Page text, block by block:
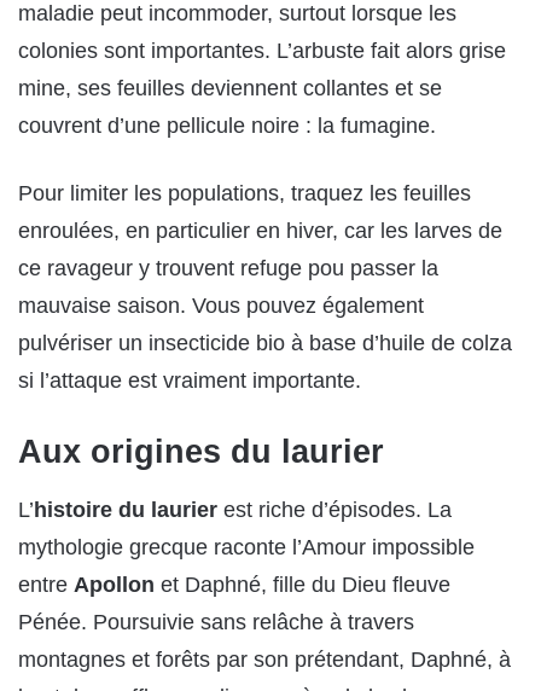
maladie peut incommoder, surtout lorsque les
colonies sont importantes. L’arbuste fait alors grise
mine, ses feuilles deviennent collantes et se
couvrent d’une pellicule noire : la fumagine.
Pour limiter les populations, traquez les feuilles
enroulées, en particulier en hiver, car les larves de
ce ravageur y trouvent refuge pou passer la
mauvaise saison. Vous pouvez également
pulvériser un insecticide bio à base d’huile de colza
si l’attaque est vraiment importante.
Aux origines du laurier
L’histoire du laurier est riche d’épisodes. La
mythologie grecque raconte l’Amour impossible
entre Apollon et Daphné, fille du Dieu fleuve
Pénée. Poursuivie sans relâche à travers
montagnes et forêts par son prétendant, Daphné, à